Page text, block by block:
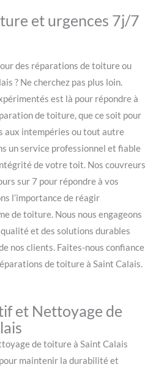
et urgences 7j/7
des réparations de toiture ou
? Ne cherchez pas plus loin.
est là pour répondre à
de toiture, que ce soit pour
aux intempéries ou tout autre
un service professionnel et fiable
de votre toit. Nos couvreurs
sur 7 pour répondre à vos
l’importance de réagir
de toiture. Nous nous engageons
et des solutions durables
nos clients. Faites-nous confiance
de toiture à Saint Calais.
et Nettoyage de
de toiture à Saint Calais
maintenir la durabilité et